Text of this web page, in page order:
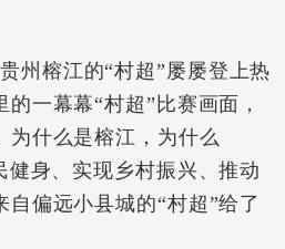
州榕江的“村超”屡屡登上热
一幕幕“村超”比赛画面，
为什么是榕江，为什么
健身、实现乡村振兴、推动
偏远小县城的“村超”给了